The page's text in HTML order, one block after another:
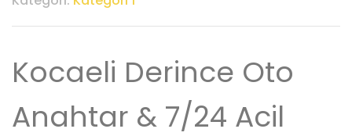
Kocaeli Derince Oto
Anahtar & 7/24 Acil